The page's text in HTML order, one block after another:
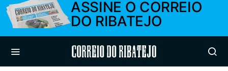
ASSINE O CORREIO
DO RIBATEJO
Correio do Ribatejo